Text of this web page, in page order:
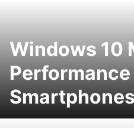
Windows 10